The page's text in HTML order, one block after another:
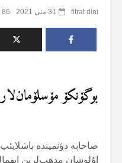
fitrat dini 31 مئی 2021 86 گؤرۆنتۆلنمە
بوگۆنکۆ مۆسلۆمان‌لار
صاحابە دؤنمیندە
اۇلوشان مذهب‌لرین